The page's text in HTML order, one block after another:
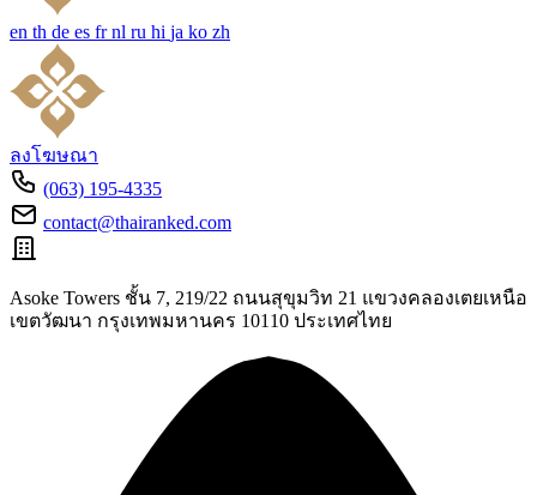
en th de es fr nl ru hi ja ko zh
ลงโฆษณา
(063) 195-4335
contact@thairanked.com
Asoke Towers ชั้น 7, 219/22 ถนนสุขุมวิท 21 แขวงคลองเตยเหนือ
เขตวัฒนา กรุงเทพมหานคร 10110 ประเทศไทย